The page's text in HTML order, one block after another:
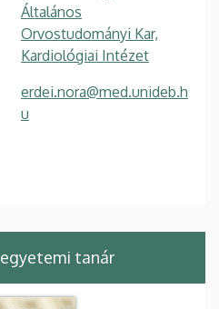
Általános
Orvostudományi Kar,
Kardiológiai Intézet
erdei.nora@med.unideb.h
u
egyetemi tanár